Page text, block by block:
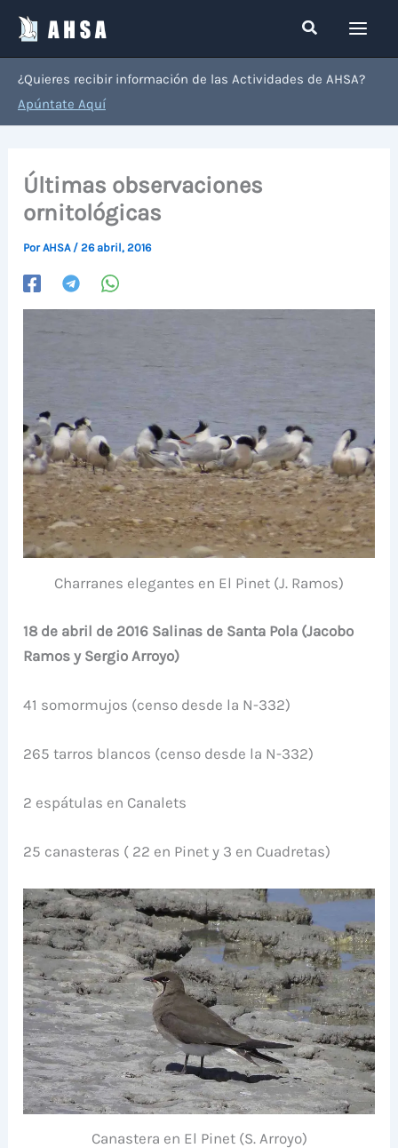
contenido
Buscar
¿Quieres recibir información de las Actividades de AHSA?
Apúntate Aquí
Últimas observaciones
ornitológicas
PorAHSA /26 abril, 2016
Charranes elegantes en El Pinet (J. Ramos)
18 de abril de 2016 Salinas de Santa Pola (Jacobo
Ramos y Sergio Arroyo)
41 somormujos (censo desde la N-332)
265 tarros blancos (censo desde la N-332)
2 espátulas en Canalets
25 canasteras ( 22 en Pinet y 3 en Cuadretas)
Canastera en El Pinet (S. Arroyo)